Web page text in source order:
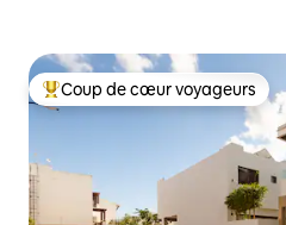
Coups de cœur voyageurs les
Coup de cœur voyageurs